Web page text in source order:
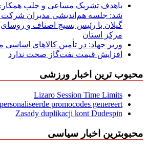
باهدف تشریک مساعی و جلب
شد: جلسه هم‌اندیشی مدیران شركت
گیلان با رئیس بسیج اصناف و روسای
مركز استان
وزیر جهاد: در تأمین کالاهای اساسی
افزایش قیمت نفت‌گاز صحت ندارد
محبوب ترین اخبار ورزشی
Lizaro Session Time Limits
promocodes genereert
Zasady duplikacji kont Dudespin
محبوبترین اخبار سیاسی